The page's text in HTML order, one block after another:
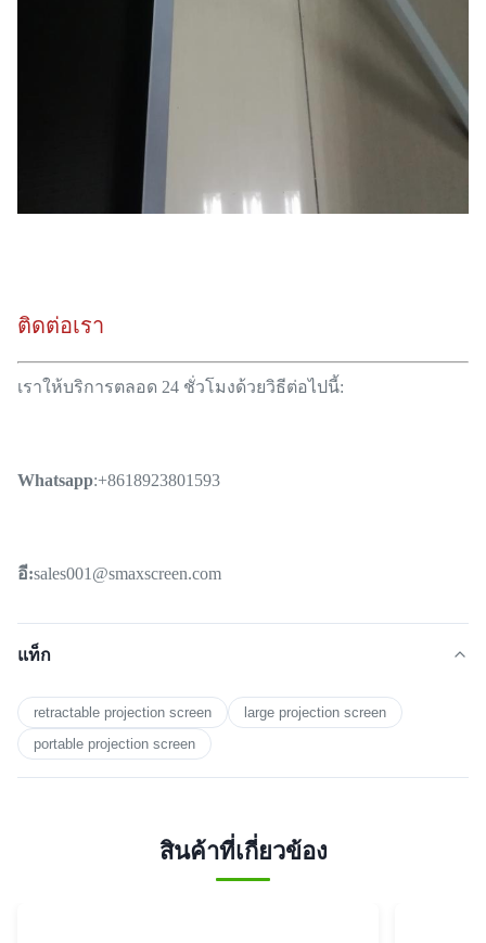
ติดต่อเรา
เราให้บริการตลอด 24 ชั่วโมงด้วยวิธีต่อไปนี้:
Whatsapp:+8618923801593
อี:sales001@smaxscreen.com
แท็ก
retractable projection screen
large projection screen
portable projection screen
สินค้าที่เกี่ยวข้อง